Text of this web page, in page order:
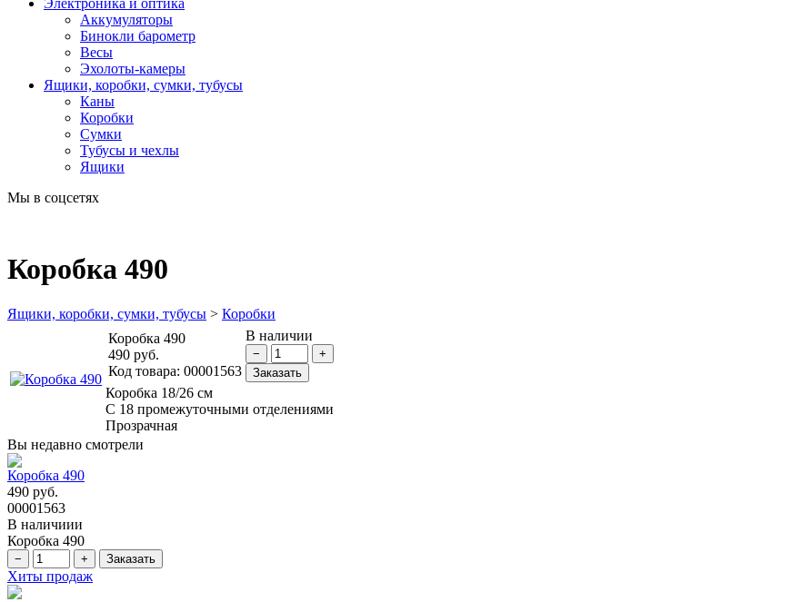
Электроника и оптика
Аккумуляторы
Бинокли барометр
Весы
Эхолоты-камеры
Ящики, коробки, сумки, тубусы
Каны
Коробки
Сумки
Тубусы и чехлы
Ящики
Мы в соцсетях
Коробка 490
Ящики, коробки, сумки, тубусы > Коробки
Коробка 490
490 руб.
Код товара: 00001563
В наличии
Коробка 18/26 см
С 18 промежуточными отделениями
Прозрачная
Вы недавно смотрели
Коробка 490
490 руб.
00001563
В наличиии
Коробка 490
Хиты продаж